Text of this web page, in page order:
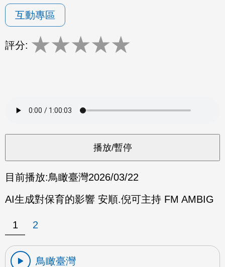
互動專區
評分: ★★★★★
目前播放:鳥瞰臺灣2026/03/22
AI生成對保育的影響 安順.倪可主持 FM AMBIG
1 2
鳥瞰臺灣